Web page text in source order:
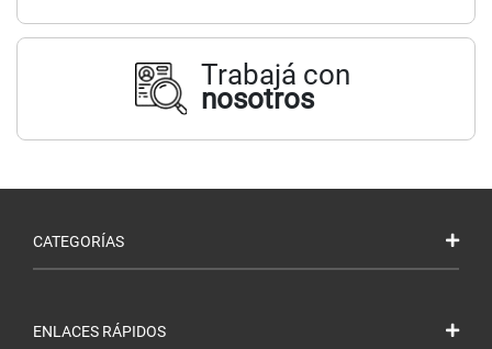
Trabajá con
nosotros
CATEGORÍAS
ENLACES RÁPIDOS